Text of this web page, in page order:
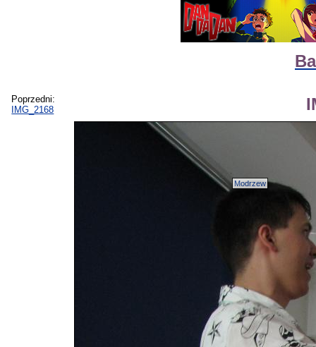
Poprzedni:
IMG_2168
Modrzew